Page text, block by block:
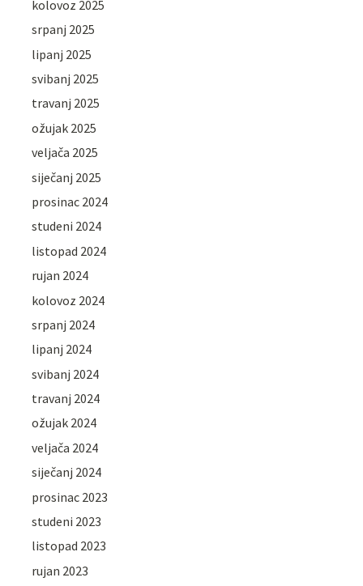
kolovoz 2025
srpanj 2025
lipanj 2025
svibanj 2025
travanj 2025
ožujak 2025
veljača 2025
siječanj 2025
prosinac 2024
studeni 2024
listopad 2024
rujan 2024
kolovoz 2024
srpanj 2024
lipanj 2024
svibanj 2024
travanj 2024
ožujak 2024
veljača 2024
siječanj 2024
prosinac 2023
studeni 2023
listopad 2023
rujan 2023